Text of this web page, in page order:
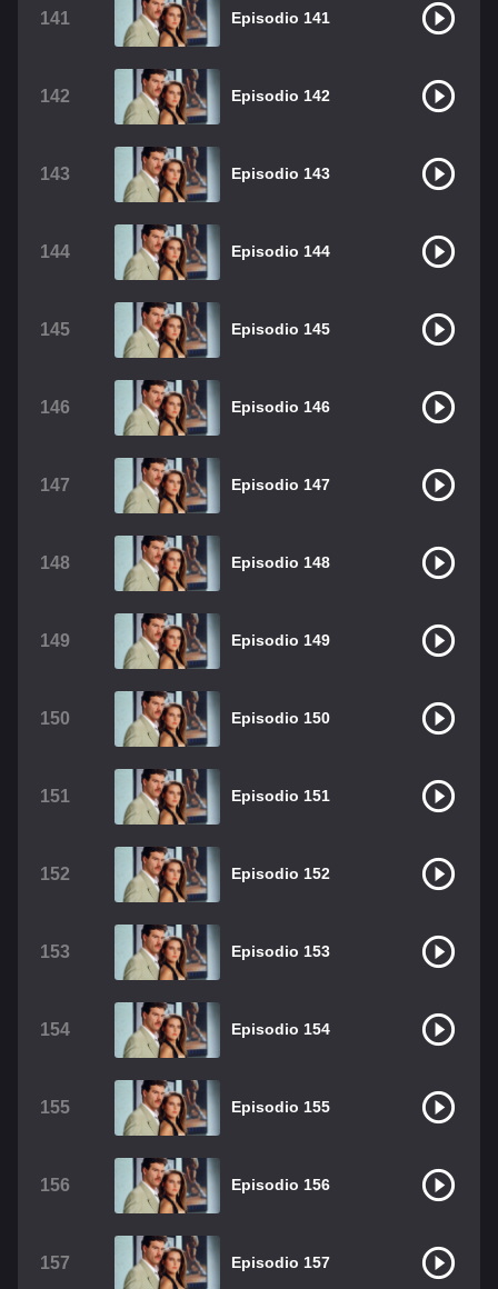
141 Episodio 141
142 Episodio 142
143 Episodio 143
144 Episodio 144
145 Episodio 145
146 Episodio 146
147 Episodio 147
148 Episodio 148
149 Episodio 149
150 Episodio 150
151 Episodio 151
152 Episodio 152
153 Episodio 153
154 Episodio 154
155 Episodio 155
156 Episodio 156
157 Episodio 157